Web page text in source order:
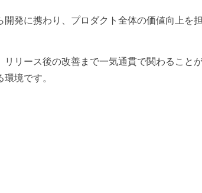
発に携わり、プロダクト全体の価値向上を
リース後の改善まで一気通貫で関わること
境です。